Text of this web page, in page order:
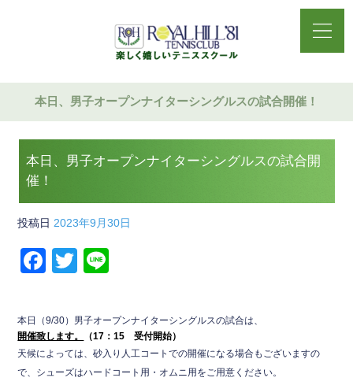
本日、男子オープンナイターシングルスの試合開催！
本日、男子オープンナイターシングルスの試合開
催！
投稿日 2023年9月30日
F
c
e
b
T
tt
er
e
本日（9/30）男子オープンナイターシングルスの試合は、
開催致します。
（17：15 受付開始）
天候によっては、砂入り人工コートでの開催になる場合もございますの
で、シューズはハードコート用・オムニ用をご用意ください。